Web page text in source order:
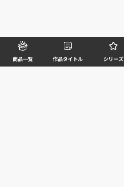
商品一覧 作品タイトル シリーズ